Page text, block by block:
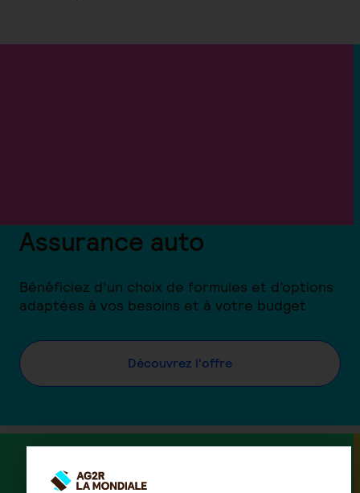
Assurance auto
Bénéficiez d’un choix de formules et d’options
adaptées à vos besoins et à votre budget
Découvrez l'offre